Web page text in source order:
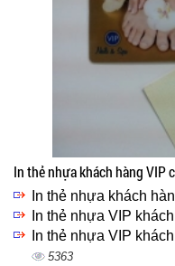
In thẻ nhựa khách hàng VIP
In thẻ nhựa khách
In thẻ nhựa VIP
In thẻ nhựa VIP
5363